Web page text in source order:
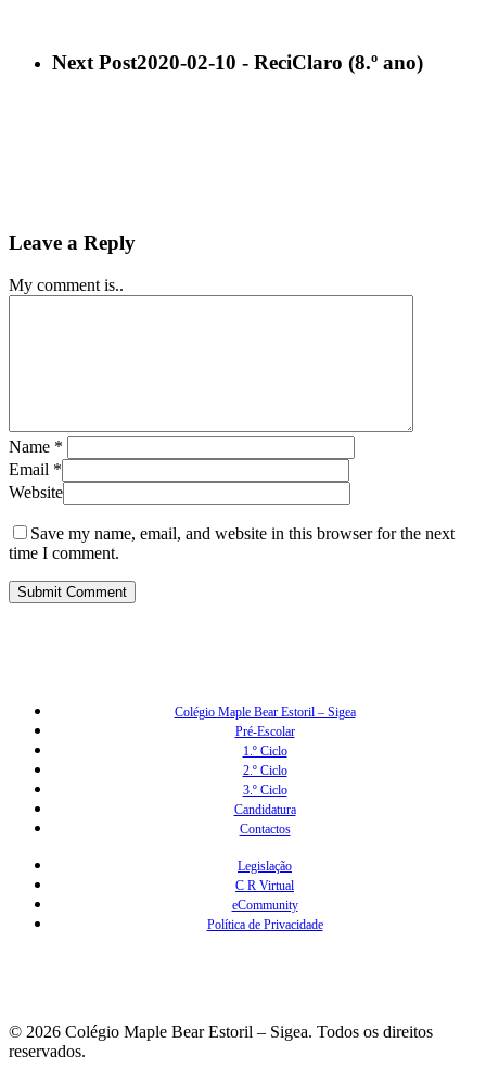
Next Post2020-02-10 - ReciClaro (8.º ano)
Leave a Reply
My comment is..
Name *
Email *
Website
Save my name, email, and website in this browser for the next
time I comment.
Colégio Maple Bear Estoril – Sigea
Pré-Escolar
1.º Ciclo
2.º Ciclo
3.º Ciclo
Candidatura
Contactos
Legislação
C R Virtual
eCommunity
Política de Privacidade
© 2026 Colégio Maple Bear Estoril – Sigea. Todos os direitos
reservados.